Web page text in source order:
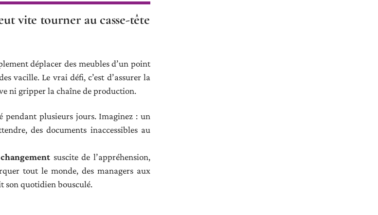
vite tourner au casse-tête
déplacer des meubles d’un point
vacille. Le vrai défi, c’est d’assurer la
ni gripper la chaîne de production.
pendant plusieurs jours. Imaginez : un
des documents inaccessibles au
changement suscite de l’appréhension,
tout le monde, des managers aux
son quotidien bousculé.